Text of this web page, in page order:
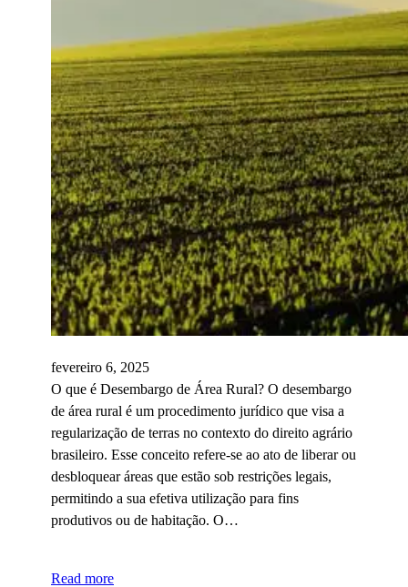
fevereiro 6, 2025
O que é Desembargo de Área Rural? O desembargo
de área rural é um procedimento jurídico que visa a
regularização de terras no contexto do direito agrário
brasileiro. Esse conceito refere-se ao ato de liberar ou
desbloquear áreas que estão sob restrições legais,
permitindo a sua efetiva utilização para fins
produtivos ou de habitação. O…
Read more